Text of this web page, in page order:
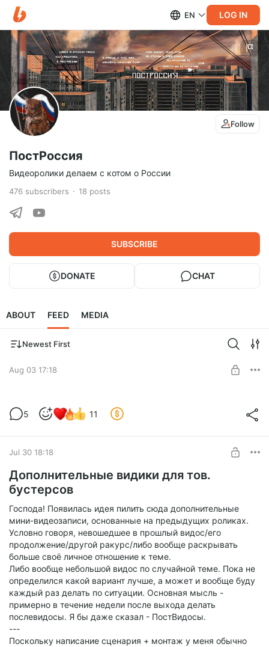
EN LOG IN
Follow
ПостРоссия
Видеоролики делаем с котом о России
476 subscribers 18 posts
SUBSCRIBE
DONATE CHAT
ABOUT FEED MEDIA
Newest First
Aug 03 17:18
российских чиновников
5 11
Jul 30 18:18
Дополнительные видики для тов.
бустерсов
Господа! Появилась идея пилить сюда дополнительные
мини-видеозаписи, основанные на предыдущих роликах.
Условно говоря, невошедшее в прошлый видос/его
продолжение/другой ракурс/либо вообще раскрывать
больше своё личное отношение к теме.
Либо вообще небольшой видос по случайной теме. Пока не
определился какой вариант лучше, а может и вообще буду
каждый раз делать по ситуации. Основная мысль -
примерно в течение недели после выхода делать
послевидосы. Я бы даже сказал - ПостВидосы.
---
Поскольку написание сценария + монтаж у меня обычно